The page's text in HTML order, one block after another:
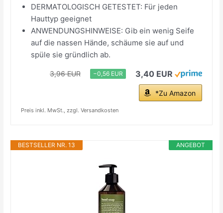
DERMATOLOGISCH GETESTET: Für jeden
Hauttyp geeignet
ANWENDUNGSHINWEISE: Gib ein wenig Seife
auf die nassen Hände, schäume sie auf und
spüle sie gründlich ab.
3,96 EUR −0,56 EUR 3,40 EUR
*Zu Amazon
Preis inkl. MwSt., zzgl. Versandkosten
ANGEBOT
BESTSELLER NR. 13